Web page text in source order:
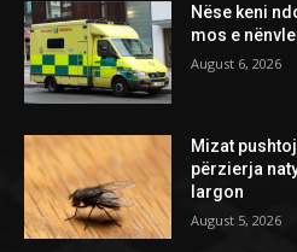
Nëse keni
mos e
August 6, 2026
Mizat
përzierja
largon
August 5, 2026